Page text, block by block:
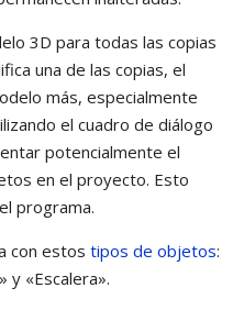
3D para todas las copias
una de las copias, el
más, especialmente
el cuadro de diálogo
potencialmente el
en el proyecto. Esto
programa.
con estos tipos de objetos:
y «Escalera».